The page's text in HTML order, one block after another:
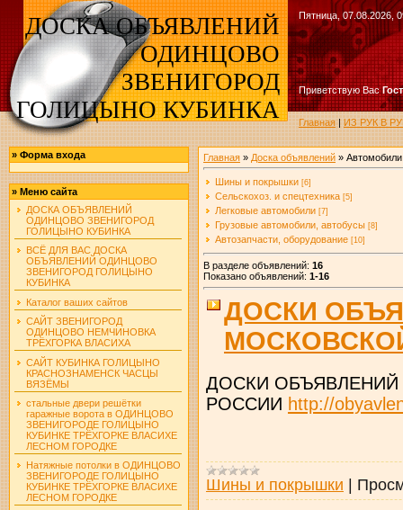
ДОСКА ОБЪЯВЛЕНИЙ
ОДИНЦОВО
ЗВЕНИГОРОД
ГОЛИЦЫНО КУБИНКА
Пятница, 07.08.2026,
Приветствую Вас
Главная|ИЗ РУК В
» Форма входа
» Меню сайта
ДОСКА ОБЪЯВЛЕНИЙ
ОДИНЦОВО ЗВЕНИГОРОД
ГОЛИЦЫНО КУБИНКА
ВСЁ ДЛЯ ВАС ДОСКА
ОБЪЯВЛЕНИЙ ОДИНЦОВО
ЗВЕНИГОРОД ГОЛИЦЫНО
КУБИНКА
Каталог ваших сайтов
САЙТ ЗВЕНИГОРОД
ОДИНЦОВО НЕМЧИНОВКА
ТРЁХГОРКА ВЛАСИХА
САЙТ КУБИНКА ГОЛИЦЫНО
КРАСНОЗНАМЕНСК ЧАСЦЫ
ВЯЗЁМЫ
стальные двери решётки
гаражные ворота в ОДИНЦОВО
ЗВЕНИГОРОДЕ ГОЛИЦЫНО
КУБИНКЕ ТРЁХГОРКЕ ВЛАСИХЕ
ЛЕСНОМ ГОРОДКЕ
Натяжные потолки в ОДИНЦОВО
ЗВЕНИГОРОДЕ ГОЛИЦЫНО
КУБИНКЕ ТРЁХГОРКЕ ВЛАСИХЕ
ЛЕСНОМ ГОРОДКЕ
Главная» Доска объявлений» Автомобили
Шины и покрышки [6]
Сельскохоз. и спецтехника [5]
Легковые автомобили [7]
Грузовые автомобили, автобусы [8]
Автозапчасти, оборудование [10]
В разделе объявлений: 16
Показано объявлений: 1-16
ДОСКИ
ДОСКИ
РОССИИ http://
Шины и покрышки |